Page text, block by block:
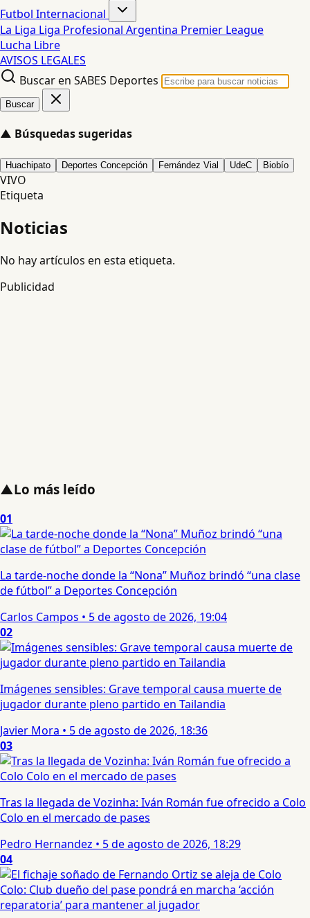
Futbol Internacional
La Liga Liga Profesional Argentina Premier League
Lucha Libre
AVISOS LEGALES
Buscar en SABES Deportes
Buscar
▲ Búsquedas sugeridas
Huachipato Deportes Concepción Fernández Vial UdeC Biobío
VIVO
Etiqueta
Noticias
No hay artículos en esta etiqueta.
Publicidad
▲Lo más leído
01
La tarde-noche donde la “Nona” Muñoz brindó “una clase
de fútbol” a Deportes Concepción
Carlos Campos • 5 de agosto de 2026, 19:04
02
Imágenes sensibles: Grave temporal causa muerte de
jugador durante pleno partido en Tailandia
Javier Mora • 5 de agosto de 2026, 18:36
03
Tras la llegada de Vozinha: Iván Román fue ofrecido a Colo
Colo en el mercado de pases
Pedro Hernandez • 5 de agosto de 2026, 18:29
04